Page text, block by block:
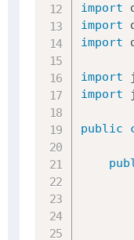
import
import
import
import
import
public